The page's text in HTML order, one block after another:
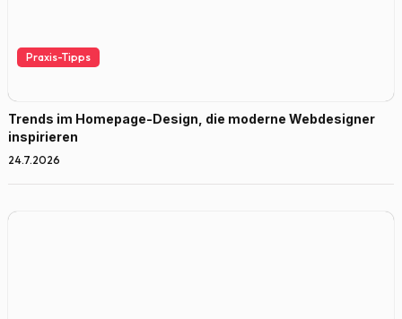
Praxis-Tipps
Trends im Homepage-Design, die moderne Webdesigner
inspirieren
24.7.2026